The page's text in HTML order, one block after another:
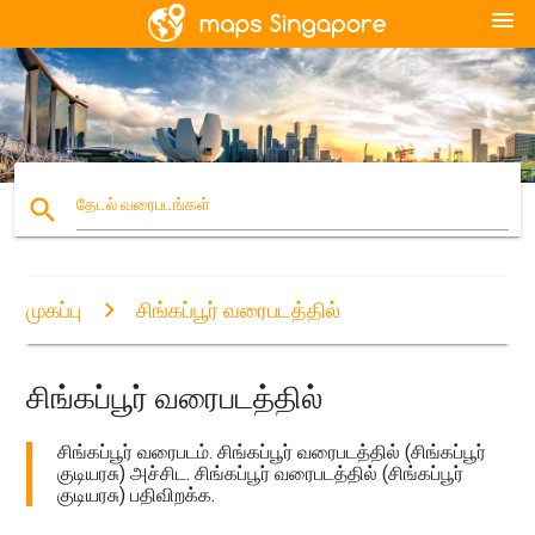
menu
search தேடல் வரைபடங்கள்
முகப்பு சிங்கப்பூர் வரைபடத்தில்
சிங்கப்பூர் வரைபடத்தில்
சிங்கப்பூர் வரைபடம். சிங்கப்பூர் வரைபடத்தில் (சிங்கப்பூர்
குடியரசு) அச்சிட. சிங்கப்பூர் வரைபடத்தில் (சிங்கப்பூர்
குடியரசு) பதிவிறக்க.